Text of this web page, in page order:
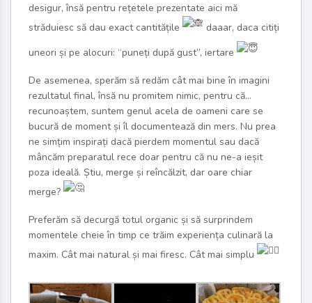
desigur, însă pentru rețetele prezentate aici mă
străduiesc să dau exact cantitățile
daaar, daca citiți
uneori și pe alocuri: “puneți după gust”, iertare
De asemenea, sperăm să redăm cât mai bine în imagini
rezultatul final, însă nu promitem nimic, pentru că…
recunoaștem, suntem genul acela de oameni care se
bucură de moment și îl documentează din mers. Nu prea
ne simțim inspirați dacă pierdem momentul sau dacă
mâncăm preparatul rece doar pentru că nu ne-a ieșit
poza ideală. Știu, merge și reîncălzit, dar oare chiar
merge?
Preferăm să decurgă totul organic și să surprindem
momentele cheie în timp ce trăim experiența culinară la
maxim. Cât mai natural și mai firesc. Cât mai simplu